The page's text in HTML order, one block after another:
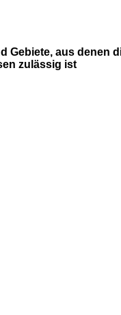
Gebiete, aus denen
zulässig ist